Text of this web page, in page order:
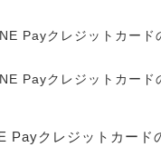
Payクレジットカード
Payクレジットカード
Payクレジットカード